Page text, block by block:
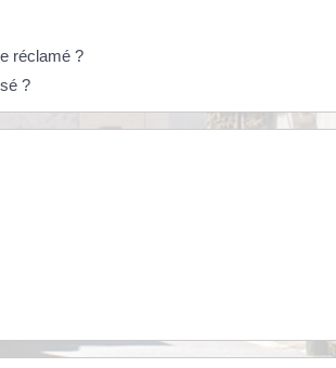
réclamé ?
?